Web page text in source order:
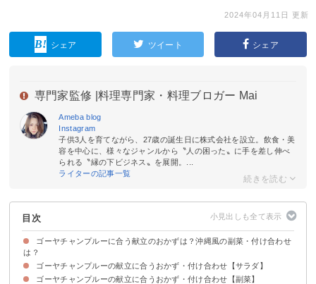
2024年04月11日 更新
シェア ツイート シェア
専門家監修 | 料理専門家・料理ブロガー Mai
Ameba blog
Instagram
子供3人を育てながら、27歳の誕生日に株式会社を設立。飲食・美
容を中心に、様々なジャンルから〝人の困った〟に手を差し伸べ
られる〝縁の下ビジネス〟を展開。...
ライターの記事一覧
目次
ゴーヤチャンプルーに合う献立のおかずは？沖縄風の副菜・付け合わせ
は？
ゴーヤチャンプルーの献立に合うおかず・付け合わせ【サラダ】
①きゅうりとトマトのサラダ
②ツナとキャベツのサラダ
③クリームチーズ入りかぼちゃサラダ
④カニカマとアボカドのマヨネーズサラダ
ゴーヤチャンプルーの献立に合うおかず・付け合わせ【副菜】